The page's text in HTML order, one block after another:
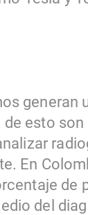
generan
esto
En
de
del